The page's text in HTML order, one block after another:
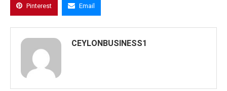
Pinterest Email
CEYLONBUSINESS1